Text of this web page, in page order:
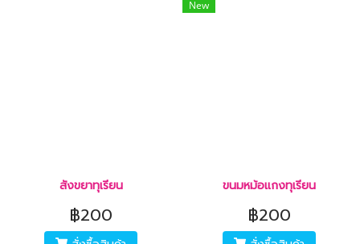
สังขยาทุเรียน
฿200
New
ขนมหม้อแกงทุเรียน
฿200